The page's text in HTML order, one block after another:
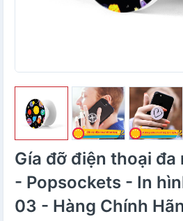
Gía đỡ điện thoại đa
- Popsockets - In
03 - Hàng Chính